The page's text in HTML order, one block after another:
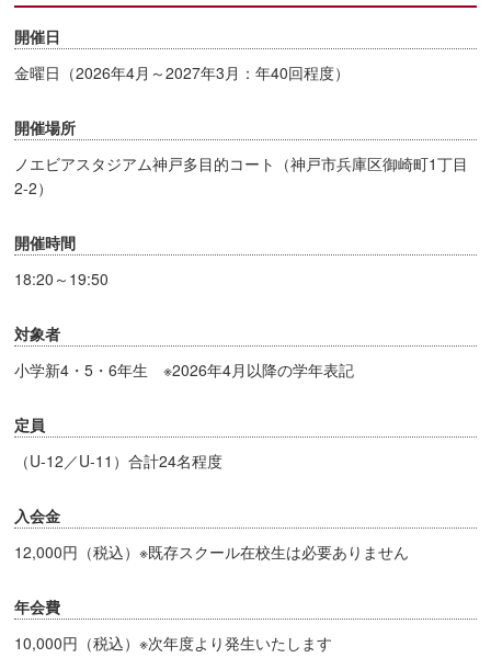
開催日
金曜日（2026年4月～2027年3月：年40回程度）
開催場所
ノエビアスタジアム神戸多目的コート（神戸市兵庫区御崎町1丁目
2-2）
開催時間
18:20～19:50
対象者
小学新4・5・6年生 ※2026年4月以降の学年表記
定員
（U-12／U-11）合計24名程度
入会金
12,000円（税込）※既存スクール在校生は必要ありません
年会費
10,000円（税込）※次年度より発生いたします